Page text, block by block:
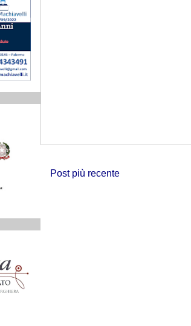
Post più recente